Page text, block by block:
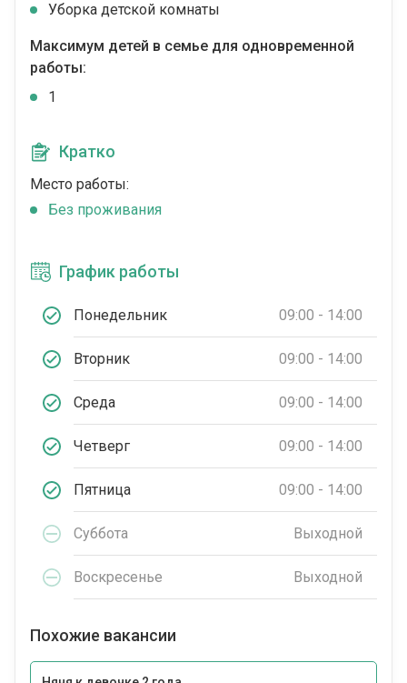
Уборка детской комнаты
Максимум детей в семье для одновременной
работы:
1
Кратко
Место работы:
Без проживания
График работы
Понедельник 09:00 - 14:00
Вторник 09:00 - 14:00
Среда 09:00 - 14:00
Четверг 09:00 - 14:00
Пятница 09:00 - 14:00
Суббота Выходной
Воскресенье Выходной
Похожие вакансии